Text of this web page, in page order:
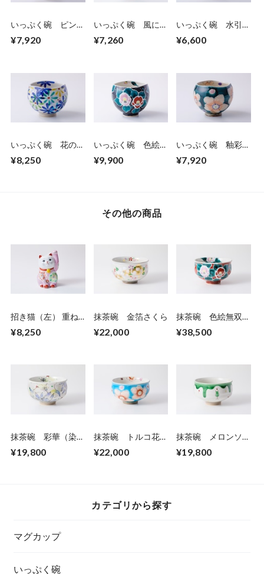
いっぷく碗 ピンク
¥7,920
いっぷく碗 風に舞
¥7,260
いっぷく碗 水引-
¥6,600
いっぷく碗 花の
¥8,250
いっぷく碗 色絵無
¥9,900
いっぷく碗 釉彩花
¥7,920
その他の商品
招き猫（左） 重ね
¥8,250
抹茶碗 金箔さくら
¥22,000
抹茶碗 色絵無双椿
¥38,500
抹茶碗 彩華（染
¥19,800
抹茶碗 トルコ花う
¥22,000
抹茶碗 メロンソー
¥19,800
カテゴリから探す
マグカップ
いっぷく碗